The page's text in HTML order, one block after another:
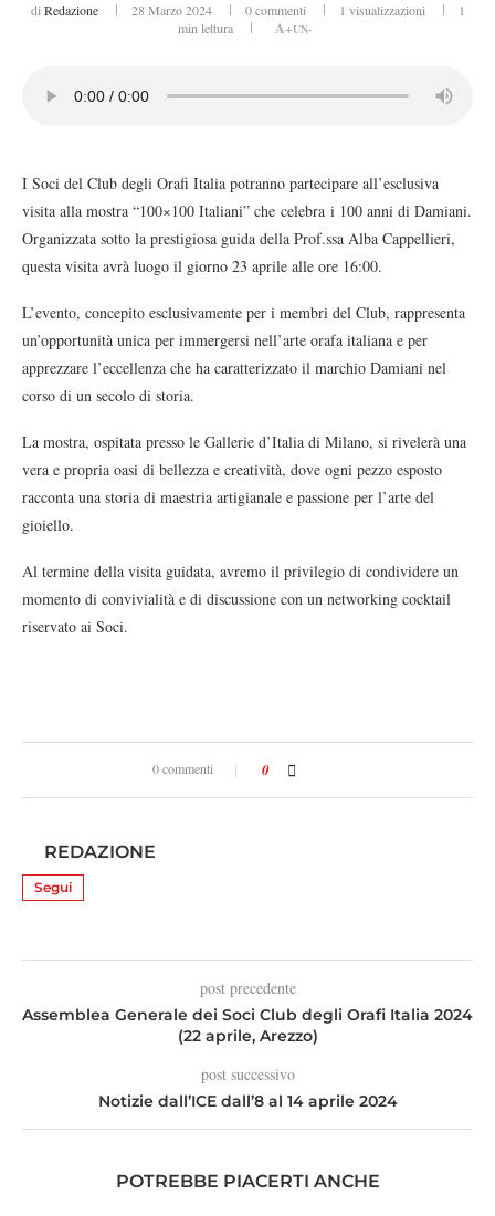
di Redazione 28 Marzo 2024 0 commenti 1 visualizzazioni
1
min lettura
A+UN-
I Soci del Club degli Orafi Italia potranno partecipare all’esclusiva
visita alla mostra “100×100 Italiani” che celebra i 100 anni di Damiani.
Organizzata sotto la prestigiosa guida della Prof.ssa Alba Cappellieri,
questa visita avrà luogo il giorno 23 aprile alle ore 16:00.
L’evento, concepito esclusivamente per i membri del Club, rappresenta
un’opportunità unica per immergersi nell’arte orafa italiana e per
apprezzare l’eccellenza che ha caratterizzato il marchio Damiani nel
corso di un secolo di storia.
La mostra, ospitata presso le Gallerie d’Italia di Milano, si rivelerà una
vera e propria oasi di bellezza e creatività, dove ogni pezzo esposto
racconta una storia di maestria artigianale e passione per l’arte del
gioiello.
Al termine della visita guidata, avremo il privilegio di condividere un
momento di convivialità e di discussione con un networking cocktail
riservato ai Soci.
0 commenti 0
REDAZIONE
Segui
post precedente
Assemblea Generale dei Soci Club degli Orafi Italia 2024
(22 aprile, Arezzo)
post successivo
Notizie dall’ICE dall’8 al 14 aprile 2024
POTREBBE PIACERTI ANCHE